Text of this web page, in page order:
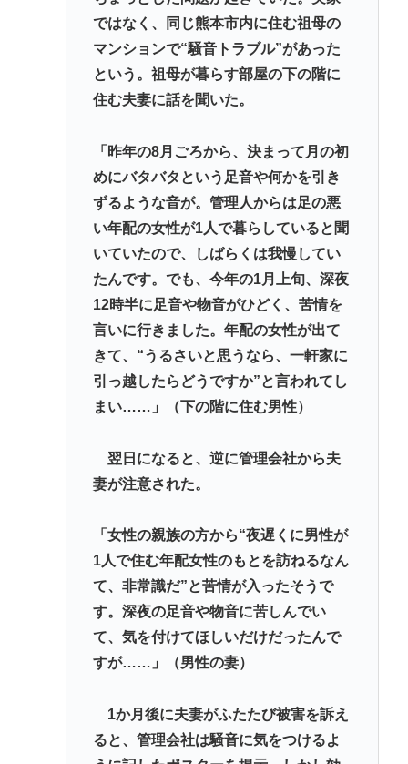
ではなく、同じ熊本市内に住む祖母の
マンションで“騒音トラブル”があった
という。祖母が暮らす部屋の下の階に
住む夫妻に話を聞いた。
「昨年の8月ごろから、決まって月の初
めにバタバタという足音や何かを引き
ずるような音が。管理人からは足の悪
い年配の女性が1人で暮らしていると聞
いていたので、しばらくは我慢してい
たんです。でも、今年の1月上旬、深夜
12時半に足音や物音がひどく、苦情を
言いに行きました。年配の女性が出て
きて、“うるさいと思うなら、一軒家に
引っ越したらどうですか”と言われてし
まい……」（下の階に住む男性）
翌日になると、逆に管理会社から夫
妻が注意された。
「女性の親族の方から“夜遅くに男性が
1人で住む年配女性のもとを訪ねるなん
て、非常識だ”と苦情が入ったそうで
す。深夜の足音や物音に苦しんでい
て、気を付けてほしいだけだったんで
すが……」（男性の妻）
1か月後に夫妻がふたたび被害を訴え
ると、管理会社は騒音に気をつけるよ